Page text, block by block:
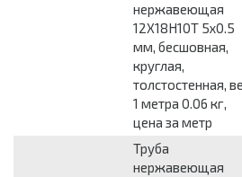
нержавеющая
12Х18Н10Т 5x0.5
мм, бесшовная,
круглая,
толстостенная,
1 метра 0.06 кг,
цена за метр
Труба
нержавеющая